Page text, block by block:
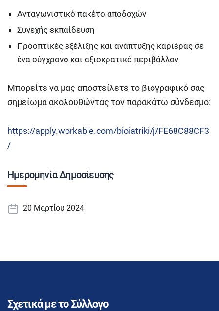
Ανταγωνιστικό πακέτο αποδοχών
Συνεχής εκπαίδευση
Προοπτικές εξέλιξης και ανάπτυξης καριέρας σε
ένα σύγχρονο και αξιοκρατικό περιβάλλον
Μπορείτε να μας αποστείλετε το βιογραφικό σας
σημείωμα ακολουθώντας τον παρακάτω σύνδεσμο:
https://apply.workable.com/bioiatriki/j/FE68C88CF3
/
Ημερομηνία Δημοσίευσης
20 Μαρτίου 2024
Σχετικά με το Σύλλογο